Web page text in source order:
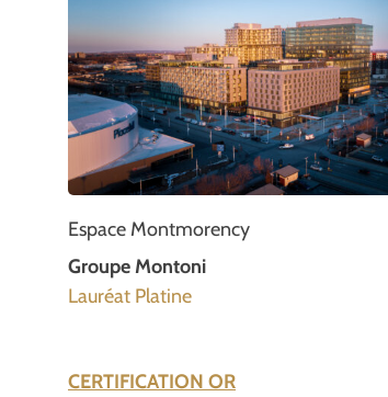
Espace Montmorency
Groupe Montoni
Lauréat Platine
CERTIFICATION OR